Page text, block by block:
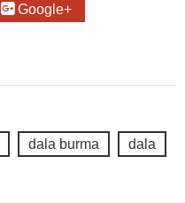
Google+
dala burma dala